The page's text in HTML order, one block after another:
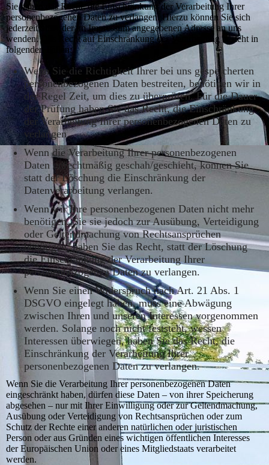
Sie haben das Recht, die Einschränkung der Verarbeitung Ihrer
personenbezogenen Daten zu verlangen. Hierzu können Sie sich
jederzeit unter der im Impressum angegebenen Adresse an uns
wenden. Das Recht auf Einschränkung der Verarbeitung besteht in
folgenden Fällen:
Wenn Sie die Richtigkeit Ihrer bei uns gespeicherten
personenbezogenen Daten bestreiten, benötigen wir in
der Regel Zeit, um dies zu überprüfen. Für die Dauer
der Prüfung haben Sie das Recht, die Einschränkung
der Verarbeitung Ihrer personenbezogenen Daten zu
verlangen.
Wenn die Verarbeitung Ihrer personenbezogenen
Daten unrechtmäßig geschah/geschieht, können Sie
statt der Löschung die Einschränkung der
Datenverarbeitung verlangen.
Wenn wir Ihre personenbezogenen Daten nicht mehr
benötigen, Sie sie jedoch zur Ausübung, Verteidigung
oder Geltendmachung von Rechtsansprüchen
benötigen, haben Sie das Recht, statt der Löschung
die Einschränkung der Verarbeitung Ihrer
personenbezogenen Daten zu verlangen.
Wenn Sie einen Widerspruch nach Art. 21 Abs. 1
DSGVO eingelegt haben, muss eine Abwägung
zwischen Ihren und unseren Interessen vorgenommen
werden. Solange noch nicht feststeht, wessen
Interessen überwiegen, haben Sie das Recht, die
Einschränkung der Verarbeitung Ihrer
personenbezogenen Daten zu verlangen.
Wenn Sie die Verarbeitung Ihrer personenbezogenen Daten
eingeschränkt haben, dürfen diese Daten – von ihrer Speicherung
abgesehen – nur mit Ihrer Einwilligung oder zur Geltendmachung,
Ausübung oder Verteidigung von Rechtsansprüchen oder zum
Schutz der Rechte einer anderen natürlichen oder juristischen
Person oder aus Gründen eines wichtigen öffentlichen Interesses
der Europäischen Union oder eines Mitgliedstaats verarbeitet
werden.